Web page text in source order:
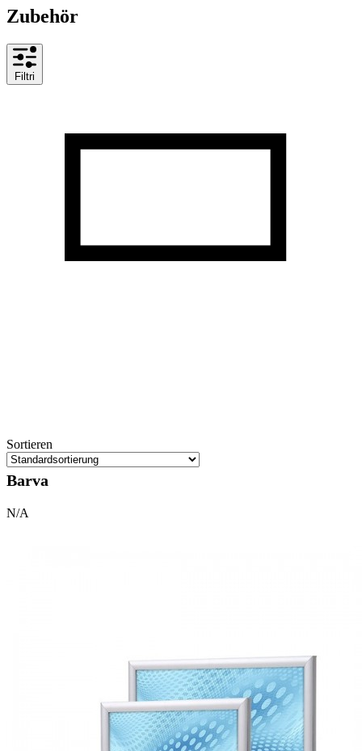
Zubehör
Filtri
Sortieren
Barva
N/A